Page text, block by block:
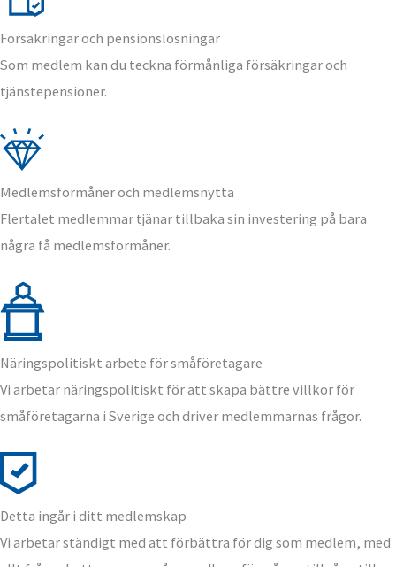
Försäkringar och pensionslösningar
Som medlem kan du teckna förmånliga försäkringar och
tjänstepensioner.
Medlemsförmåner och medlemsnytta
Flertalet medlemmar tjänar tillbaka sin investering på bara
några få medlemsförmåner.
Näringspolitiskt arbete för småföretagare
Vi arbetar näringspolitiskt för att skapa bättre villkor för
småföretagarna i Sverige och driver medlemmarnas frågor.
Detta ingår i ditt medlemskap
Vi arbetar ständigt med att förbättra för dig som medlem, med